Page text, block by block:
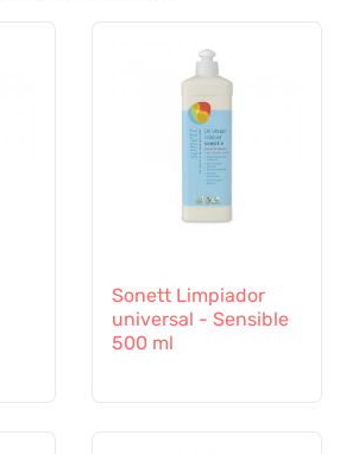
Sonett Limpiador
universal - Sensible
500 ml